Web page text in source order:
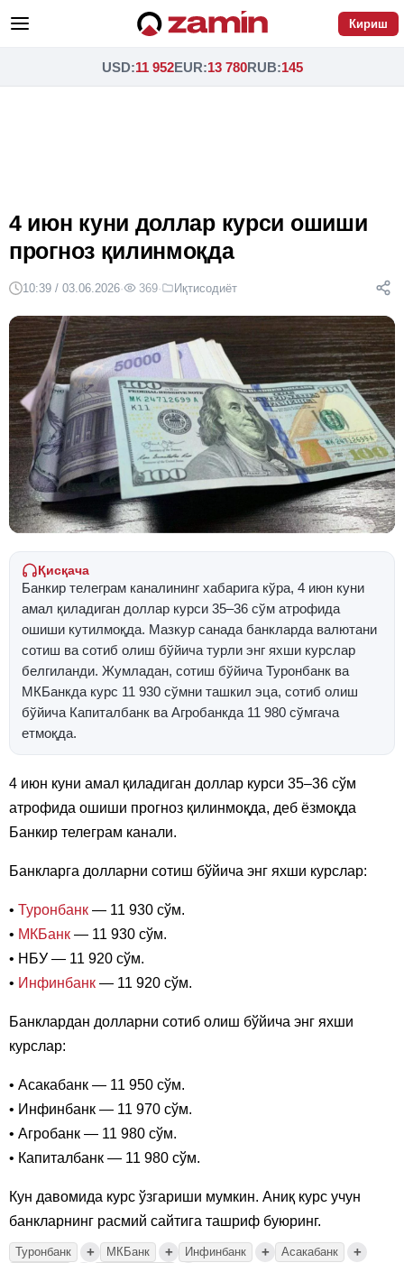
Кириш
USD:11 952EUR:13 780RUB:145
4 июн куни доллар курси ошиши
прогноз қилинмоқда
10:39 / 03.06.2026· 369· Иқтисодиёт
Қисқача
Банкир телеграм каналининг хабарига кўра, 4 июн куни
амал қиладиган доллар курси 35–36 сўм атрофида
ошиши кутилмоқда. Мазкур санада банкларда валютани
сотиш ва сотиб олиш бўйича турли энг яхши курслар
белгиланди. Жумладан, сотиш бўйича Туронбанк ва
МКБанкда курс 11 930 сўмни ташкил эца, сотиб олиш
бўйича Капиталбанк ва Агробанкда 11 980 сўмгача
етмоқда.
4 июн куни амал қиладиган доллар курси 35–36 сўм
атрофида ошиши прогноз қилинмоқда, деб ёзмоқда
Банкир телеграм канали.
Банкларга долларни сотиш бўйича энг яхши курслар:
• Туронбанк — 11 930 сўм.
• МКБанк — 11 930 сўм.
• НБУ — 11 920 сўм.
• Инфинбанк — 11 920 сўм.
Банклардан долларни сотиб олиш бўйича энг яхши
курслар:
• Асакабанк — 11 950 сўм.
• Инфинбанк — 11 970 сўм.
• Агробанк — 11 980 сўм.
• Капиталбанк — 11 980 сўм.
Кун давомида курс ўзгариши мумкин. Аниқ курс учун
банкларнинг расмий сайтига ташриф буюринг.
Туронбанк + МКБанк + Инфинбанк + Асакабанк +